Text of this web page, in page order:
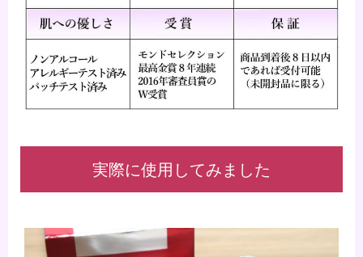
実際に使用してみました